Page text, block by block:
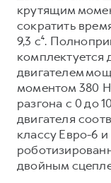
крутящим
сократить
9,3 с⁴.
двигателем
моментом 380
разгона с 0 до
двигателя
классу Евро-6
двойным